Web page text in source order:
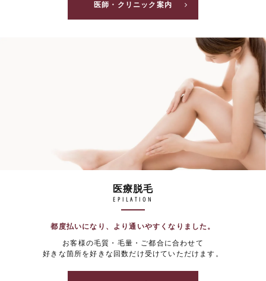
医師・クリニック案内
医療脱毛
EPILATION
都度払いになり、より通いやすくなりました。
お客様の毛質・毛量・ご都合に合わせて
好きな箇所を好きな回数だけ受けていただけます。